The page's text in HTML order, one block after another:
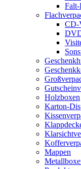
Falt-
CD-
Holzboxen
Karton-
Mappen